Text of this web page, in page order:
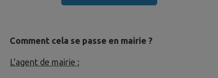
Comment cela se passe en mairie ?
L'agent de mairie :